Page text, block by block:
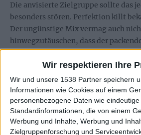
Wir respektieren Ihre
Wir und unsere 1538 Partner speichern
Informationen wie Cookies auf einem
personenbezogene Daten wie
Standardinformationen, die von einem
Werbung und Inhalte, Werbung und
Zielgruppenforschung und
Die anvisierte Zielgruppe sollte das
besonders stören. Perfektion killt
Der ungünstige Mix vermag auch
hinwegzutäuschen, dass der
„Towerlords“, der Galoppritt
Abschluss „Prometheus“ tolle Songs
bieten, die der Slo-Mi-Fangemeinde
werden. Besonders spannend ist,
in der Gitarrenarbeit deutlich
zwischen Epic Doom und Blackened
wenige Gemeinsamkeiten gibt. Aber